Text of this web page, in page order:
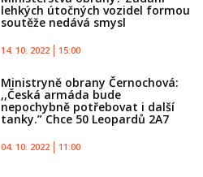
lehkých útočných vozidel formou
soutěže nedává smysl
14. 10. 2022 15:00
Ministryně obrany Černochová:
,,Česká armáda bude
nepochybně potřebovat i další
tanky.” Chce 50 Leopardů 2A7
04. 10. 2022 11:00